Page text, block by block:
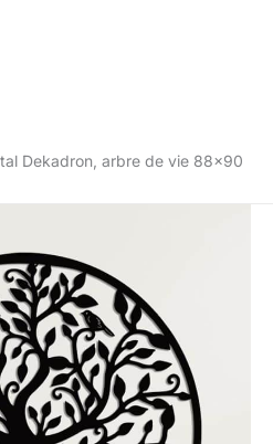
Dekadron, arbre de vie 88×90